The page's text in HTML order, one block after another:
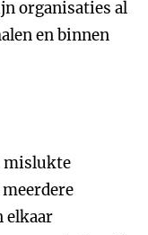
organisaties al
en binnen
mislukte
elkaar